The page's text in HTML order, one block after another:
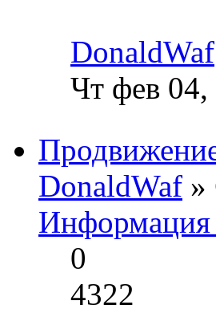
DonaldWaf
Чт фев 04,
DonaldWaf »
Информация
0
4322